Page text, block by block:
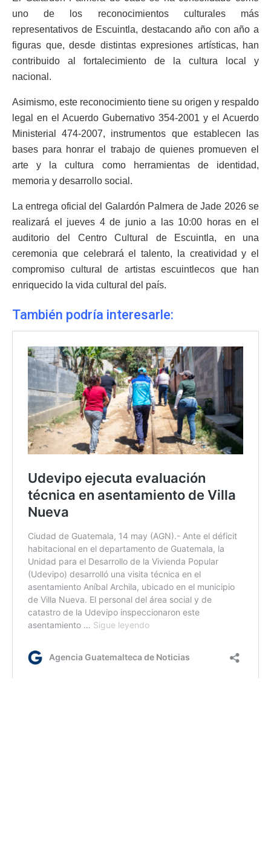
uno de los reconocimientos culturales más
representativos de Escuintla, destacando año con año a
figuras que, desde distintas expresiones artísticas, han
contribuido al fortalecimiento de la cultura local y
nacional.
Asimismo, este reconocimiento tiene su origen y respaldo
legal en el Acuerdo Gubernativo 354-2001 y el Acuerdo
Ministerial 474-2007, instrumentos que establecen las
bases para honrar el trabajo de quienes promueven el
arte y la cultura como herramientas de identidad,
memoria y desarrollo social.
La entrega oficial del Galardón Palmera de Jade 2026 se
realizará el jueves 4 de junio a las 10:00 horas en el
auditorio del Centro Cultural de Escuintla, en una
ceremonia que celebrará el talento, la creatividad y el
compromiso cultural de artistas escuintlecos que han
enriquecido la vida cultural del país.
También podría interesarle: